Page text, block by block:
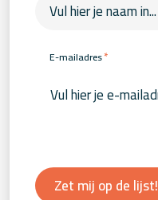
E-mailadres*
Zet mij op de lijst!